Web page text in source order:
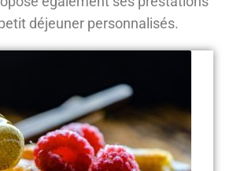
déjeuner personnalisés.